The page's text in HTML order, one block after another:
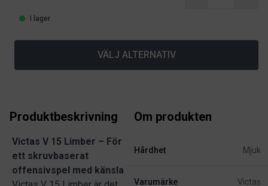
I lager
VÄLJ ALTERNATIV
Produktbeskrivning
Victas V 15 Limber – För
ett skruvbaserat
offensivspel med känsla
Om produkten
Hårdhet Mjuk
Varumärke Victas